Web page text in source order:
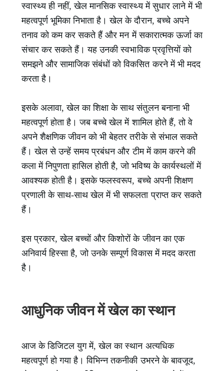
स्वास्थ्य ही नहीं, खेल मानसिक स्वास्थ्य में सुधार लाने में भी
महत्वपूर्ण भूमिका निभाता है। खेल के दौरान, बच्चे अपने
तनाव को कम कर सकते हैं और मन में सकारात्मक ऊर्जा का
संचार कर सकते हैं। यह उनकी स्वभाविक प्रवृत्तियों को
समझने और सामाजिक संबंधों को विकसित करने में भी मदद
करता है।
इसके अलावा, खेल का शिक्षा के साथ संतुलन बनाना भी
महत्वपूर्ण होता है। जब बच्चे खेल में शामिल होते हैं, तो वे
अपने शैक्षणिक जीवन को भी बेहतर तरीके से संभाल सकते
हैं। खेल से उन्हें समय प्रबंधन और टीम में काम करने की
कला में निपुणता हासिल होती है, जो भविष्य के कार्यस्थलों में
आवश्यक होती है। इसके फलस्वरूप, बच्चे अपनी शिक्षण
प्रणाली के साथ-साथ खेल में भी सफलता प्राप्त कर सकते
हैं।
इस प्रकार, खेल बच्चों और किशोरों के जीवन का एक
अनिवार्य हिस्सा है, जो उनके सम्पूर्ण विकास में मदद करता
है।
आधुनिक जीवन में खेल का स्थान
आज के डिजिटल युग में, खेल का स्थान अत्यधिक
महत्वपूर्ण हो गया है। विभिन्न तकनीकी उभरने के बावजूद,